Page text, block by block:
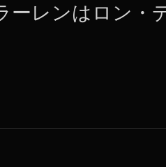
ーレンはロン・